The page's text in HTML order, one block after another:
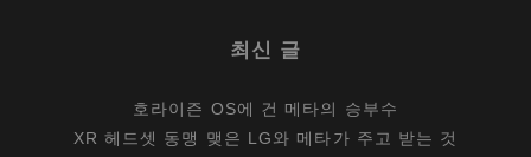
최신 글
호라이즌 OS에 건 메타의 승부수
XR 헤드셋 동맹 맺은 LG와 메타가 주고 받는 것